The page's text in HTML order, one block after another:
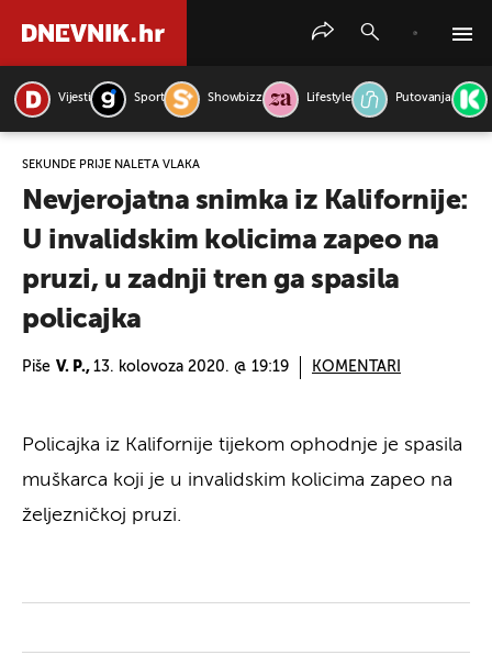
Vijesti Sport Showbizz Lifestyle Putovanja
SEKUNDE PRIJE NALETA VLAKA
Nevjerojatna snimka iz Kalifornije:
U invalidskim kolicima zapeo na
pruzi, u zadnji tren ga spasila
policajka
Piše V. P., 13. kolovoza 2020. @ 19:19 KOMENTARI
Policajka iz Kalifornije tijekom ophodnje je spasila
muškarca koji je u invalidskim kolicima zapeo na
željezničkoj pruzi.
PRETRAŽITE VIJESTI